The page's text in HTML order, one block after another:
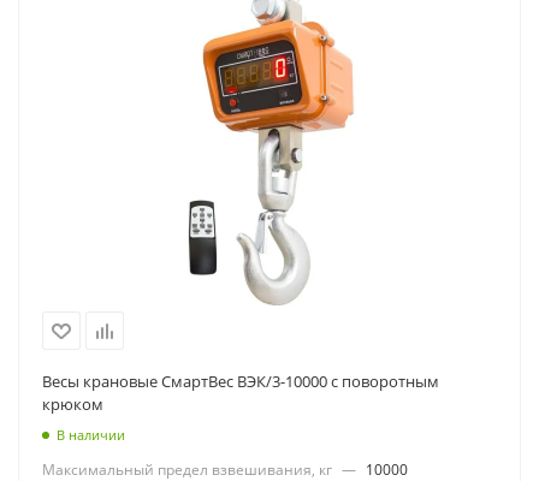
Весы крановые СмартВес ВЭК/3-10000 с поворотным
крюком
В наличии
Максимальный предел взвешивания, кг — 10000